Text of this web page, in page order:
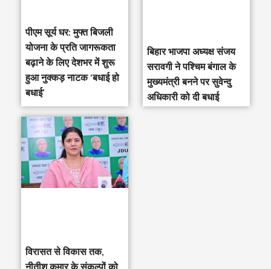
पीएम सूर्य घर: मुफ्त बिजली
योजना के प्रति जागरूकता
बढ़ाने के लिए देशभर में शुरू
हुआ नुक्कड़ नाटक ‘बधाई हो
बधाई’
‎बिहार भाजपा अध्यक्ष संजय
सरावगी ने पश्चिम बंगाल के
मुख्यमंत्री बनने पर सुवेन्दु
अधिकारी को दी बधाई
विरासत से विकास तक,